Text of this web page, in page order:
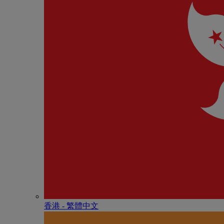
香港 - 繁體中文